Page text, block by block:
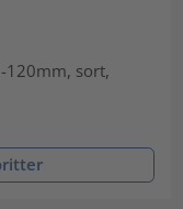
120mm, sort,